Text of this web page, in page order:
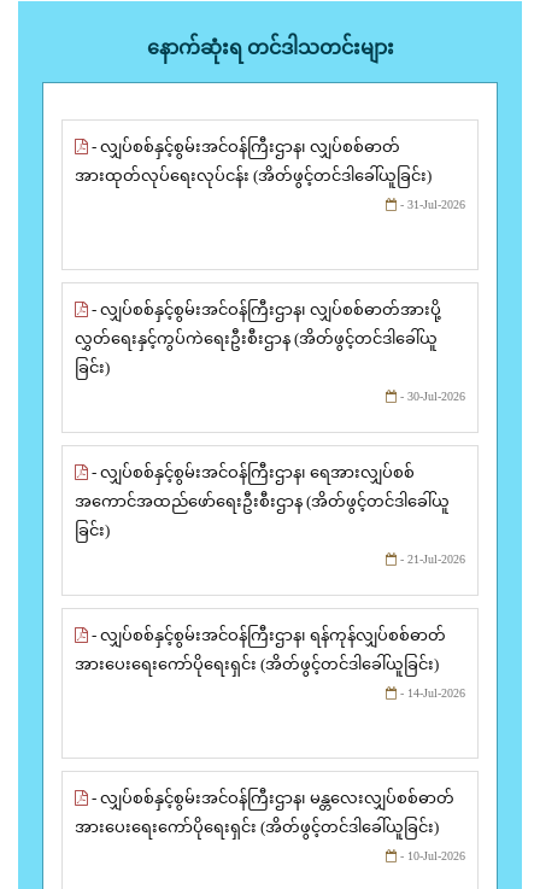
နောက်ဆုံးရ တင်ဒါသတင်းများ
- လျှပ်စစ်နှင့်စွမ်းအင်ဝန်ကြီးဌာန၊ လျှပ်စစ်ဓာတ်
အားထုတ်လုပ်ရေးလုပ်ငန်း (အိတ်ဖွင့်တင်ဒါခေါ်ယူခြင်း)
- 31-Jul-2026
- လျှပ်စစ်နှင့်စွမ်းအင်ဝန်ကြီးဌာန၊ လျှပ်စစ်ဓာတ်အားပို့
လွှတ်ရေးနှင့်ကွပ်ကဲရေးဦးစီးဌာန (အိတ်ဖွင့်တင်ဒါခေါ်ယူ
ခြင်း)
- 30-Jul-2026
- လျှပ်စစ်နှင့်စွမ်းအင်ဝန်ကြီးဌာန၊ ရေအားလျှပ်စစ်
အကောင်အထည်ဖော်ရေးဦးစီးဌာန (အိတ်ဖွင့်တင်ဒါခေါ်ယူ
ခြင်း)
- 21-Jul-2026
- လျှပ်စစ်နှင့်စွမ်းအင်ဝန်ကြီးဌာန၊ ရန်ကုန်လျှပ်စစ်ဓာတ်
အားပေးရေးကော်ပိုရေးရှင်း (အိတ်ဖွင့်တင်ဒါခေါ်ယူခြင်း)
- 14-Jul-2026
- လျှပ်စစ်နှင့်စွမ်းအင်ဝန်ကြီးဌာန၊ မန္တလေးလျှပ်စစ်ဓာတ်
အားပေးရေးကော်ပိုရေးရှင်း (အိတ်ဖွင့်တင်ဒါခေါ်ယူခြင်း)
- 10-Jul-2026